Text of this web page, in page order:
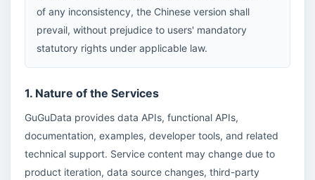
of any inconsistency, the Chinese version shall
prevail, without prejudice to users' mandatory
statutory rights under applicable law.
1. Nature of the Services
GuGuData provides data APIs, functional APIs,
documentation, examples, developer tools, and related
technical support. Service content may change due to
product iteration, data source changes, third-party